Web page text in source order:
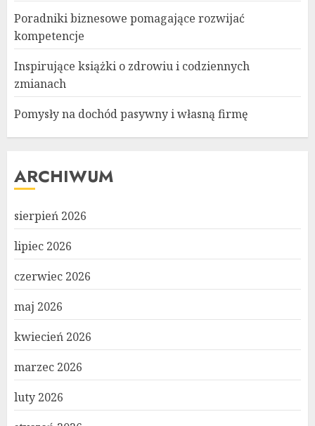
Poradniki biznesowe pomagające rozwijać
kompetencje
Inspirujące książki o zdrowiu i codziennych
zmianach
Pomysły na dochód pasywny i własną firmę
ARCHIWUM
sierpień 2026
lipiec 2026
czerwiec 2026
maj 2026
kwiecień 2026
marzec 2026
luty 2026